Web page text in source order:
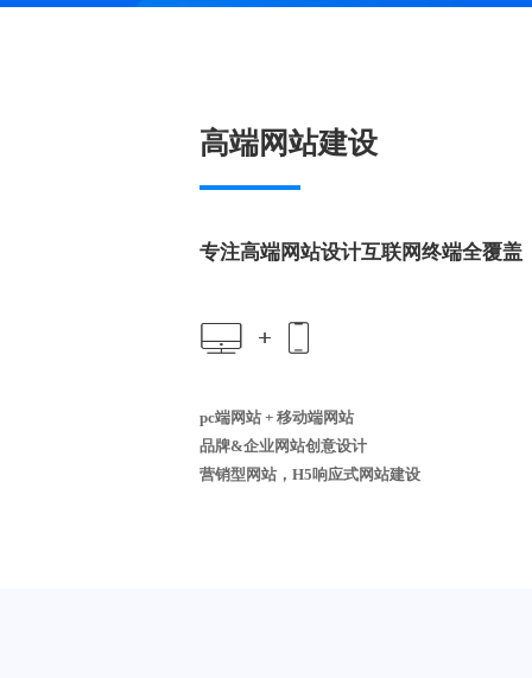
高端网站建设
专注高端网站设计互联网终端全覆盖
pc端网站 + 移动端网站
品牌&企业网站创意设计
营销型网站，H5响应式网站建设